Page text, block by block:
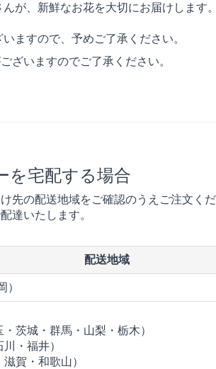
が、新鮮なお花を大切にお届けします
ますので、予めご了承ください。
ざいますのでご了承ください。
を宅配する場合
先の配送地域をご確認のうえご注文く
達いたします。
配送地域
茨城・群馬・山梨・栃木）
・福井）
賀・和歌山）